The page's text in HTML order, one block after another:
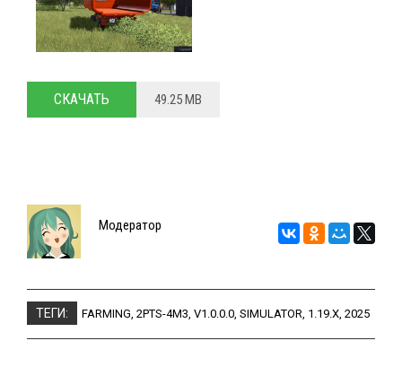
СКАЧАТЬ 49.25 MB
Модератор
ТЕГИ: FARMING, 2PTS-4M3, V1.0.0.0, SIMULATOR, 1.19.X, 2025